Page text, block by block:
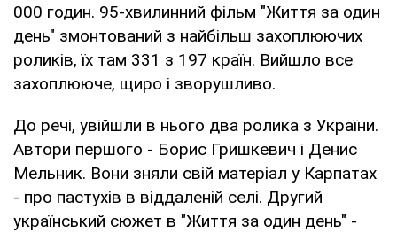
000 годин. 95-хвилинний фільм "Життя за один
день" змонтований з найбільш захоплюючих
роликів, їх там 331 з 197 країн. Вийшло все
захоплююче, щиро і зворушливо.
До речі, увійшли в нього два ролика з України.
Автори першого - Борис Гришкевич і Денис
Мельник. Вони зняли свій матеріал у Карпатах
- про пастухів в віддаленій селі. Другий
український сюжет в "Життя за один день" -